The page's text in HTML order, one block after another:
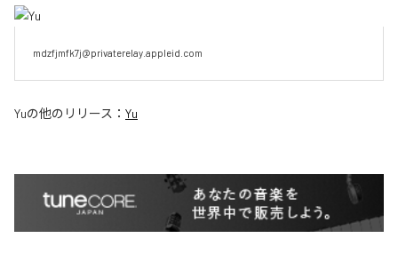
mdzfjmfk7j@privaterelay.appleid.com
Yuの他のリリース： Yu